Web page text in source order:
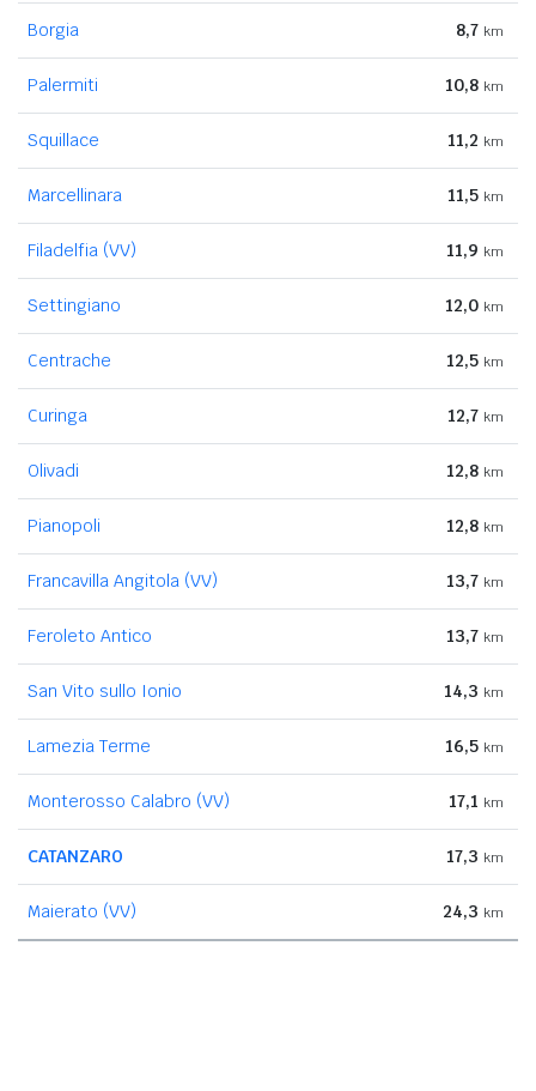
Borgia 8,7 km
Palermiti 10,8 km
Squillace 11,2 km
Marcellinara 11,5 km
Filadelfia (VV) 11,9 km
Settingiano 12,0 km
Centrache 12,5 km
Curinga 12,7 km
Olivadi 12,8 km
Pianopoli 12,8 km
Francavilla Angitola (VV) 13,7 km
Feroleto Antico 13,7 km
San Vito sullo Ionio 14,3 km
Lamezia Terme 16,5 km
Monterosso Calabro (VV) 17,1 km
CATANZARO 17,3 km
Maierato (VV) 24,3 km